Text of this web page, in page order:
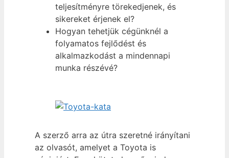
teljesítményre törekedjenek, és
sikereket érjenek el?
Hogyan tehetjük cégünknél a
folyamatos fejlődést és
alkalmazkodást a mindennapi
munka részévé?
A szerző arra az útra szeretné irányítani
az olvasót, amelyet a Toyota is